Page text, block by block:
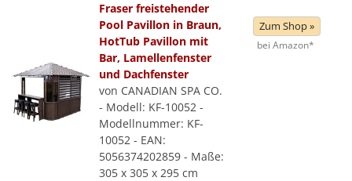
Fraser freistehender
Pool Pavillon in Braun,
HotTub Pavillon mit
Bar, Lamellenfenster
und Dachfenster
von CANADIAN SPA CO.
- Modell: KF-10052 -
Modellnummer: KF-
10052 - EAN:
5056374202859 - Maße:
305 x 305 x 295 cm
Zum Shop »
bei Amazon*